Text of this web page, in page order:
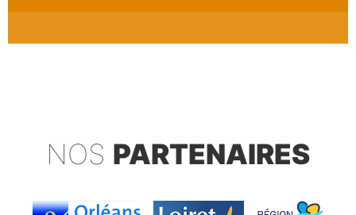
NOS PARTENAIRES